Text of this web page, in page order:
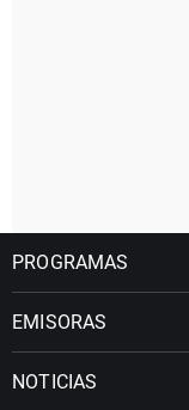
PROGRAMAS
EMISORAS
NOTICIAS